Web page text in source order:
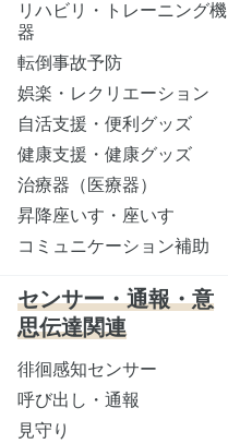
リハビリ・トレーニング機
器
転倒事故予防
娯楽・レクリエーション
自活支援・便利グッズ
健康支援・健康グッズ
治療器（医療器）
昇降座いす・座いす
コミュニケーション補助
センサー・通報・意
思伝達関連
徘徊感知センサー
呼び出し・通報
見守り